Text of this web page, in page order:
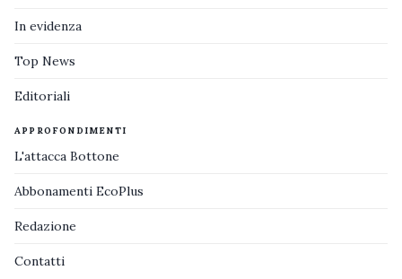
In evidenza
Top News
Editoriali
APPROFONDIMENTI
L'attacca Bottone
Abbonamenti EcoPlus
Redazione
Contatti